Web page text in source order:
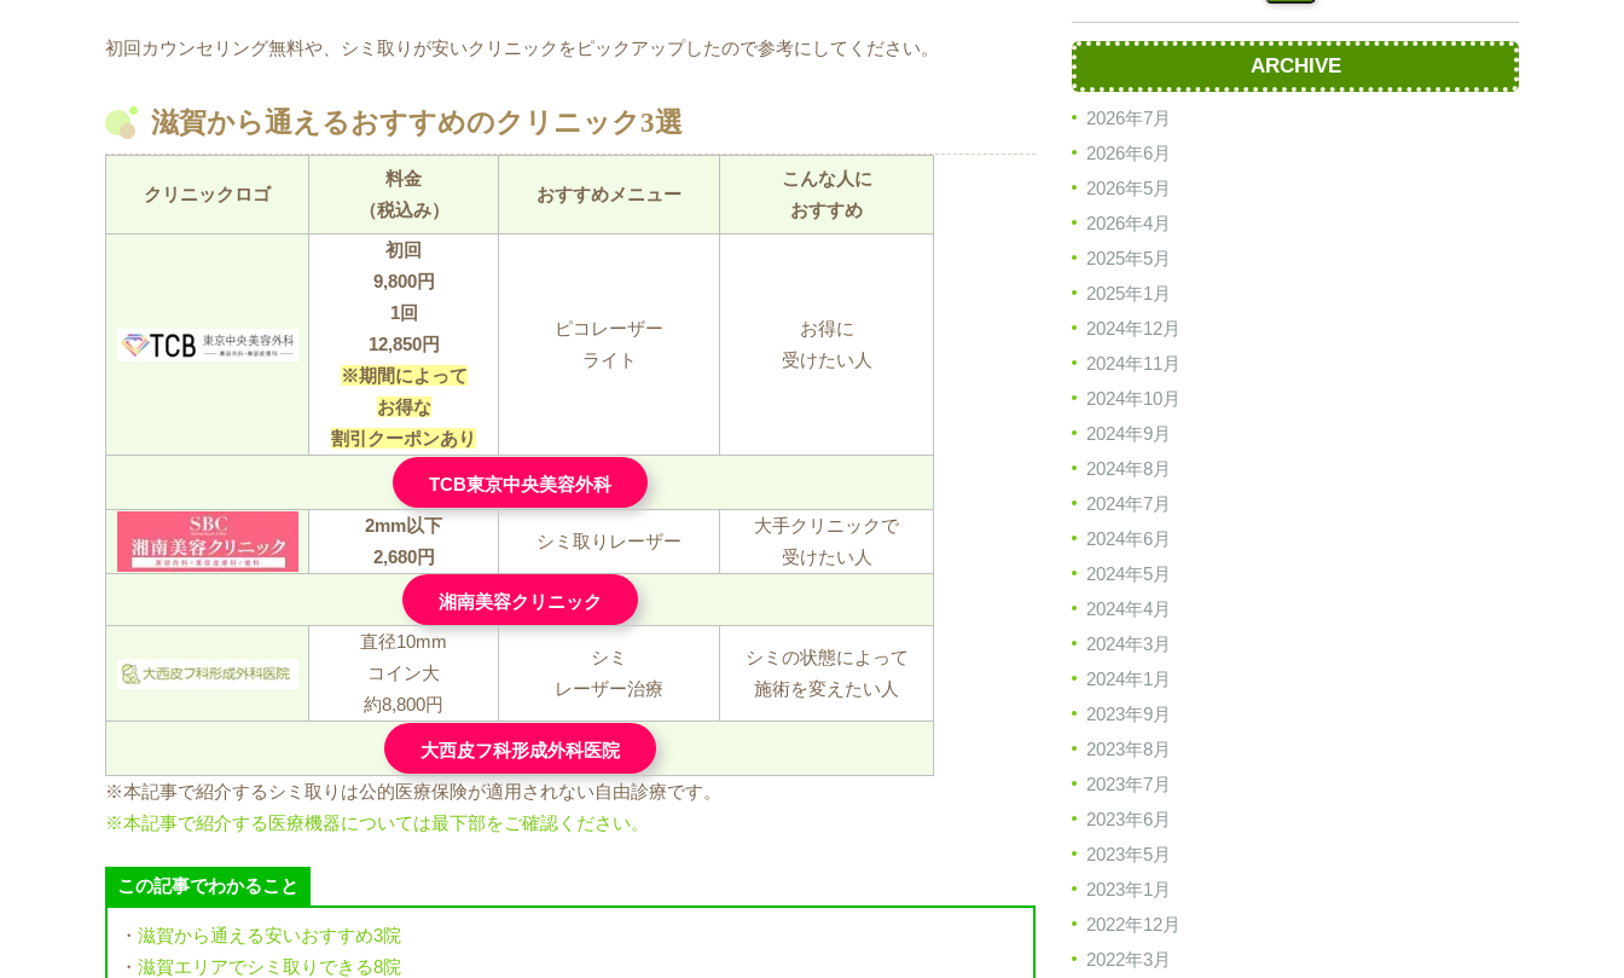
ARCHIVE
2026年7月
2026年6月
2026年5月
2026年4月
2025年5月
2025年1月
2024年12月
2024年11月
2024年10月
2024年9月
2024年8月
2024年7月
2024年6月
2024年5月
2024年4月
2024年3月
2024年1月
2023年9月
2023年8月
2023年7月
2023年6月
2023年5月
2023年1月
2022年12月
2022年3月
初回カウンセリング無料や、シミ取りが安いクリニックをピックアップしたので参考にしてください。
滋賀から通えるおすすめのクリニック3選
クリニックロゴ
料金
（税込み）
おすすめメニュー
こんな人に
おすすめ
初回
9,800円
1回
12,850円
※期間によって
お得な
割引クーポンあり
ピコレーザー
ライト
お得に
受けたい人
TCB東京中央美容外科
2mm以下
2,680円
シミ取りレーザー
大手クリニックで
受けたい人
湘南美容クリニック
直径10mm
コイン大
約8,800円
シミ
レーザー治療
シミの状態によって
施術を変えたい人
大西皮フ科形成外科医院
※本記事で紹介するシミ取りは公的医療保険が適用されない自由診療です。
※本記事で紹介する医療機器については最下部をご確認ください。
この記事でわかること
・ 滋賀から通える安いおすすめ3院
・ 滋賀エリアでシミ取りできる8院